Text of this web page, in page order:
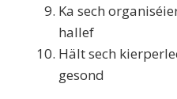
Ka sech
hallef
Hält sech
gesond